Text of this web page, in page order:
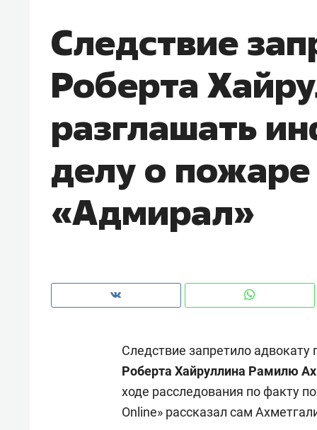
Следствие
Роберта
разглашать
делу о
«Адмирал»
Следствие запретило
Роберта Хайруллина Рамилю
ходе расследования по факту
Online» рассказал сам
правил, бизнес может
потерять минимум
полгода»
Как бизнесу выйти на зарубежные
рынки, почему надо знать
чем интересен Оман?
Рекомендуем
Падел, фитнес, танцы и даже
ниндзя-зал: как ТРЦ «Франт»
стал Меккой для любителей
когда